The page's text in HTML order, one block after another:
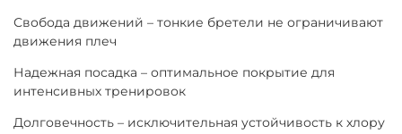
Свобода движений – тонкие бретели не ограничивают
движения плеч
Надежная посадка – оптимальное покрытие для
интенсивных тренировок
Долговечность – исключительная устойчивость к хлору